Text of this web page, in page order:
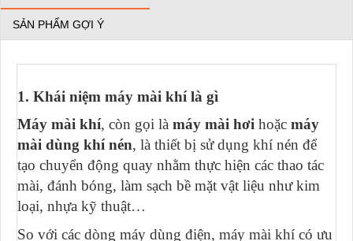
SẢN PHẨM GỢI Ý
1. Khái niệm máy mài khí là gì
Máy mài khí, còn gọi là máy mài hơi hoặc máy
mài dùng khí nén, là thiết bị sử dụng khí nén để
tạo chuyển động quay nhằm thực hiện các thao tác
mài, đánh bóng, làm sạch bề mặt vật liệu như kim
loại, nhựa kỹ thuật…
So với các dòng máy dùng điện, máy mài khí có ưu